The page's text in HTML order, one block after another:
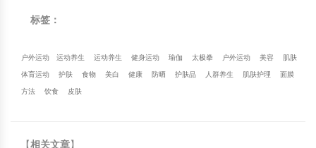
标签：
户外运动 运动养生 运动养生 健身运动 瑜伽 太极拳 户外运动 美容 肌肤
体育运动 护肤 食物 美白 健康 防晒 护肤品 人群养生 肌肤护理 面膜
方法 饮食 皮肤
【相关文章】